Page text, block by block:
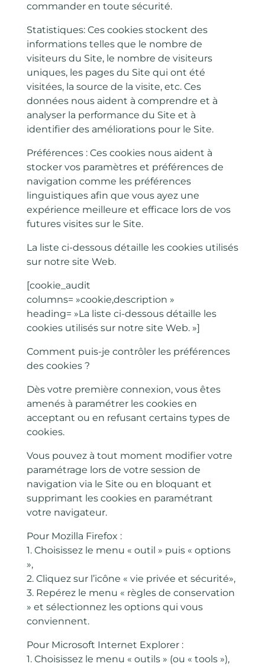
commander en toute sécurité.
Statistiques: Ces cookies stockent des
informations telles que le nombre de
visiteurs du Site, le nombre de visiteurs
uniques, les pages du Site qui ont été
visitées, la source de la visite, etc. Ces
données nous aident à comprendre et à
analyser la performance du Site et à
identifier des améliorations pour le Site.
Préférences : Ces cookies nous aident à
stocker vos paramètres et préférences de
navigation comme les préférences
linguistiques afin que vous ayez une
expérience meilleure et efficace lors de vos
futures visites sur le Site.
La liste ci-dessous détaille les cookies utilisés
sur notre site Web.
[cookie_audit
columns= »cookie,description »
heading= »La liste ci-dessous détaille les
cookies utilisés sur notre site Web. »]
Comment puis-je contrôler les préférences
des cookies ?
Dès votre première connexion, vous êtes
amenés à paramétrer les cookies en
acceptant ou en refusant certains types de
cookies.
Vous pouvez à tout moment modifier votre
paramétrage lors de votre session de
navigation via le Site ou en bloquant et
supprimant les cookies en paramétrant
votre navigateur.
Pour Mozilla Firefox :
1. Choisissez le menu « outil » puis « options
»,
2. Cliquez sur l’icône « vie privée et sécurité»,
3. Repérez le menu « règles de conservation
» et sélectionnez les options qui vous
conviennent.
Pour Microsoft Internet Explorer :
1. Choisissez le menu « outils » (ou « tools »),